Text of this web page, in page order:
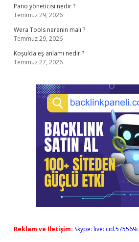
Pano yöneticisi nedir ?
Temmuz 29, 2026
Wera Tools nerenin malı ?
Temmuz 29, 2026
Koşulda eş anlamı nedir ?
Temmuz 27, 2026
Reklam ve İletişim: Skype: